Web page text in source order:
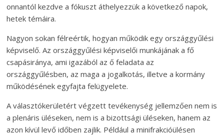
onnantól kezdve a fókuszt áthelyezzük a következő napok,
hetek témáira.
Nagyon sokan félreértik, hogyan működik egy országgyűlési
képviselő. Az országgyűlési képviselői munkájának a fő
csapásiránya, ami igazából az ő feladata az
országgyűlésben, az maga a jogalkotás, illetve a kormány
működésének egyfajta felügyelete.
A választókerületért végzett tevékenység jellemzően nem is
a plenáris üléseken, nem is a bizottsági üléseken, hanem az
azon kívül levő időben zajlik. Például a minifrakcióülésen